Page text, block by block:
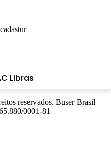
Libras
reservados. Buser Brasil
0001-81